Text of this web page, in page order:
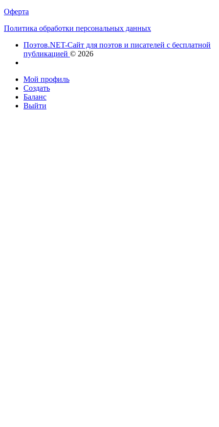
Оферта
Политика обработки персональных данных
Поэтов.NET-Сайт для поэтов и писателей с бесплатной
публикацией © 2026
Мой профиль
Создать
Баланс
Выйти